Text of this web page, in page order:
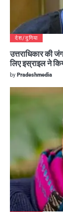
देश/दुनिया
उत्तराधिकार की
लिए इस्राइल ने
by Pradeshmedia